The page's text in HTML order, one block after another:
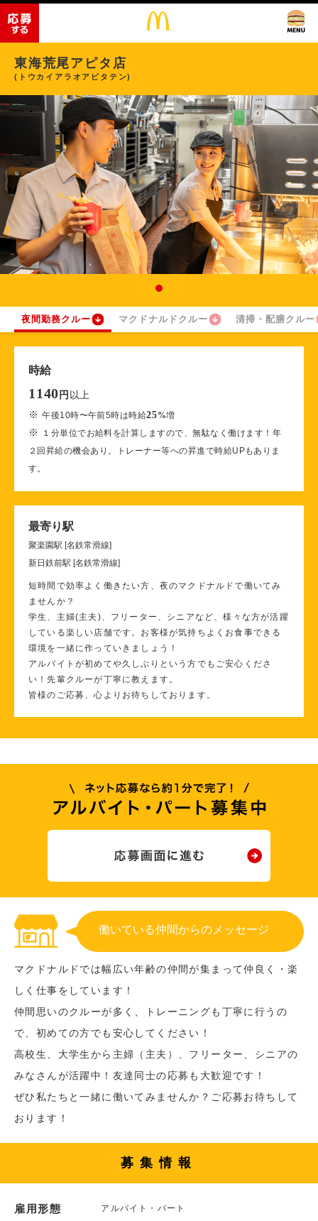
東海荒尾アピタ店
(トウカイアラオアピタテン)
夜間勤務クルー マクドナルドクルー 清掃・配膳クルー
時給
1140 円 以上
※午後10時〜午前5時は時給25%増
※
１分単位でお給料を計算しますので、無駄なく働けます！年
２回昇給の機会あり。トレーナー等への昇進で時給UPもありま
す。
最寄り駅
聚楽園駅 [名鉄常滑線]
新日鉄前駅 [名鉄常滑線]
短時間で効率よく働きたい方、夜のマクドナルドで働いてみ
ませんか？
学生、主婦(主夫)、フリーター、シニアなど、様々な方が活躍
している楽しい店舗です。お客様が気持ちよくお食事できる
環境を一緒に作っていきましょう！
アルバイトが初めてや久しぶりという方でもご安心くださ
い！先輩クルーが丁寧に教えます。
皆様のご応募、心よりお待ちしております。
働いている仲間からのメッセージ
マクドナルドでは幅広い年齢の仲間が集まって仲良く・楽
しく仕事をしています！
仲間思いのクルーが多く、トレーニングも丁寧に行うの
で、初めての方でも安心してください！
高校生、大学生から主婦（主夫）、フリーター、シニアの
みなさんが活躍中！友達同士の応募も大歓迎です！
ぜひ私たちと一緒に働いてみませんか？ご応募お待ちして
おります！
募集情報
雇用形態 アルバイト・パート